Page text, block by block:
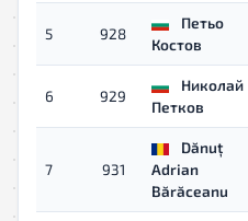
5 928
Петьо
Костов
6 929
Николай
Петков
7 931
Dănuț
Adrian
Bărăceanu